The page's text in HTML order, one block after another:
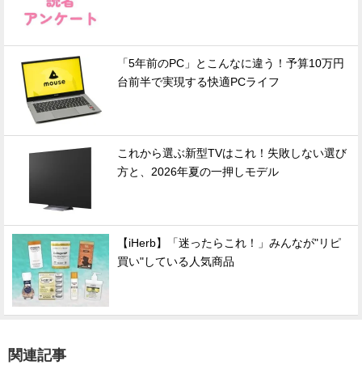
「5年前のPC」とこんなに違う！予算10万円
台前半で実現する快適PCライフ
これから選ぶ新型TVはこれ！失敗しない選び
方と、2026年夏の一押しモデル
【iHerb】「迷ったらこれ！」みんなが"リピ
買い"している人気商品
関連記事